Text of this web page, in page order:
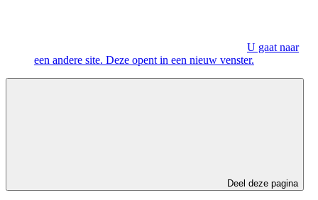
U gaat naar
een andere site. Deze opent in een nieuw venster.
Deel deze pagina